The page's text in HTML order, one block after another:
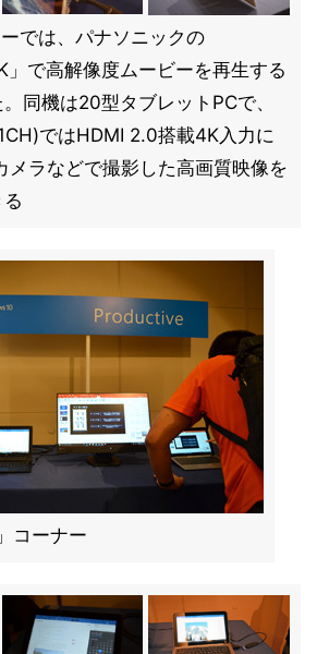
では、パナソニックの
」で高解像度ムービーを再生する
同機は20型タブレットPCで、
ではHDMI 2.0搭載4K入力に
メラなどで撮影した高画質映像を
コーナー